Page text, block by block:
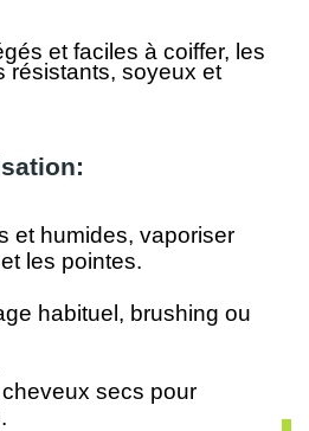
et faciles à coiffer, les
résistants, soyeux et
et humides, vaporiser
les pointes.
habituel, brushing ou
cheveux secs pour